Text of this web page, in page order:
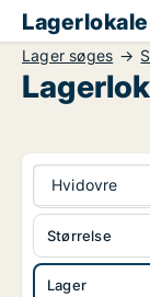
Lager søges
Hvidovre
Lager
Størrelse